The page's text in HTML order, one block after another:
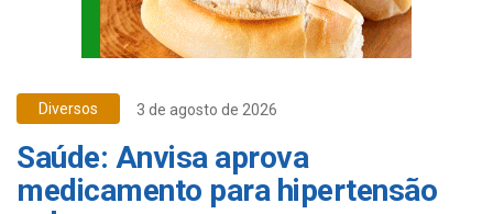
Diversos 3 de agosto de 2026
Saúde: Anvisa aprova
medicamento para hipertensão